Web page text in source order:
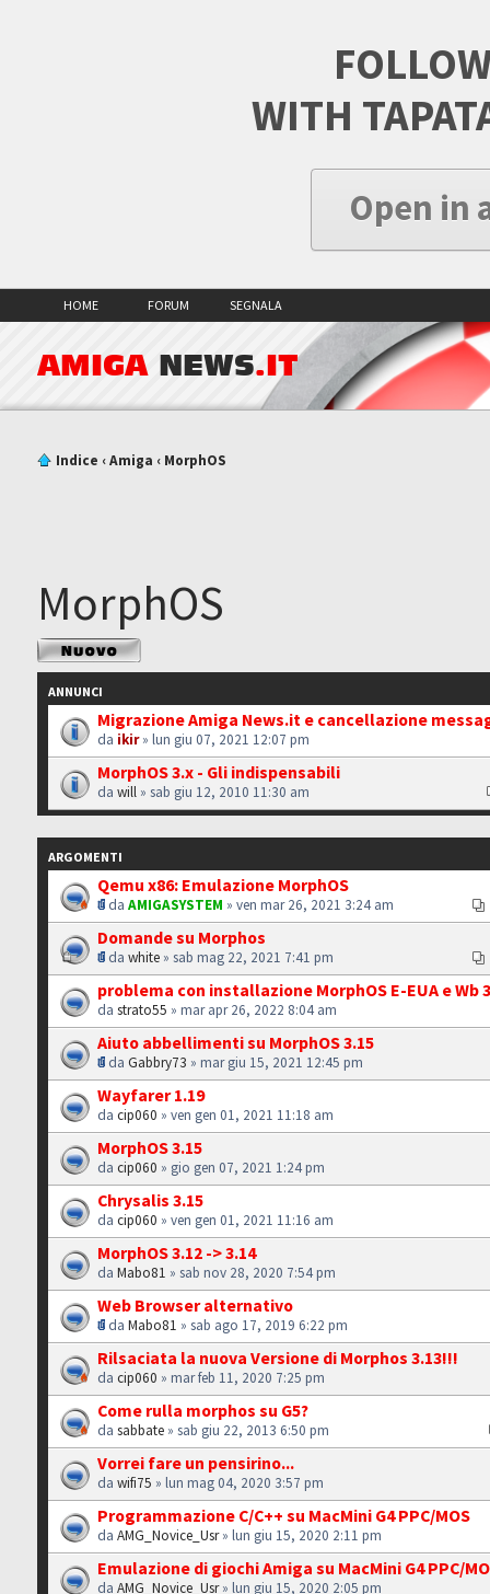
WITH
Open in
HOME FORUM SEGNALA
AMIGA NEWS.IT
Indice ‹Amiga ‹ MorphOS
MorphOS
Scrivi un nuovo
argomento
ANNUNCI
Migrazione Amiga News.it e cancellazione
da ikir» lun giu 07, 2021 12:07 pm
MorphOS 3.x - Gli indispensabili
dawill » sab giu 12, 2010 11:30 am
ARGOMENTI
Qemu x86: Emulazione MorphOS
daAMIGASYSTEM » ven mar 26, 2021 3:24 am
Domande su Morphos
dawhite » sab mag 22, 2021 7:41 pm
problema con installazione MorphOS E-EUA e Wb
dastrato55 » mar apr 26, 2022 8:04 am
Aiuto abbellimenti su MorphOS 3.15
daGabbry73 » mar giu 15, 2021 12:45 pm
Wayfarer 1.19
dacip060 » ven gen 01, 2021 11:18 am
MorphOS 3.15
dacip060 » gio gen 07, 2021 1:24 pm
Chrysalis 3.15
dacip060 » ven gen 01, 2021 11:16 am
MorphOS 3.12 -> 3.14
daMabo81 » sab nov 28, 2020 7:54 pm
Web Browser alternativo
daMabo81 » sab ago 17, 2019 6:22 pm
Rilsaciata la nuova Versione di Morphos 3.13!!!
dacip060 » mar feb 11, 2020 7:25 pm
Come rulla morphos su G5?
dasabbate » sab giu 22, 2013 6:50 pm
Vorrei fare un pensirino...
dawifi75 » lun mag 04, 2020 3:57 pm
Programmazione C/C++ su MacMini G4 PPC/MOS
daAMG_Novice_Usr» lun giu 15, 2020 2:11 pm
Emulazione di giochi Amiga su MacMini G4 PPC/
daAMG_Novice_Usr» lun giu 15, 2020 2:05 pm